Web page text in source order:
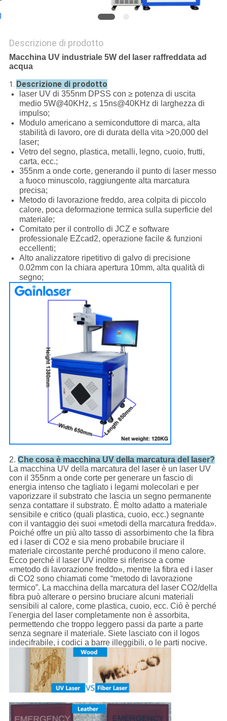
Descrizione di prodotto
Macchina UV industriale 5W del laser raffreddata ad
acqua
1. Descrizione di prodotto
laser UV di 355nm DPSS con ≥ potenza di uscita
medio 5W@40KHz, ≤ 15ns@40KHz di larghezza di
impulso;
Modulo americano a semiconduttore di marca, alta
stabilità di lavoro, ore di durata della vita >20,000 del
laser;
Vetro del segno, plastica, metalli, legno, cuoio, frutti,
carta, ecc.;
355nm a onde corte, generando il punto di laser messo
a fuoco minuscolo, raggiungente alta marcatura
precisa;
Metodo di lavorazione freddo, area colpita di piccolo
calore, poca deformazione termica sulla superficie del
materiale;
Comitato per il controllo di JCZ e software
professionale EZcad2, operazione facile & funzioni
eccellenti;
Alto analizzatore ripetitivo di galvo di precisione
0.02mm con la chiara apertura 10mm, alta qualità di
segno;
2. Che cosa è macchina UV della marcatura del laser?
La macchina UV della marcatura del laser è un laser UV
con il 355nm a onde corte per generare un fascio di
energia intenso che tagliato i legami molecolari e per
vaporizzare il substrato che lascia un segno permanente
senza contattare il substrato. È molto adatto a materiale
sensibile e critico (quali plastica, cuoio, ecc.) segnante
con il vantaggio dei suoi «metodi della marcatura fredda».
Poiché offre un più alto tasso di assorbimento che la fibra
ed i laser di CO2 e sia meno probabile bruciare il
materiale circostante perché producono il meno calore.
Ecco perché il laser UV inoltre si riferisce a come
«metodo di lavorazione freddo», mentre la fibra ed i laser
di CO2 sono chiamati come “metodo di lavorazione
termico”. La macchina della marcatura del laser CO2/della
fibra può alterare o persino bruciare alcuni materiali
sensibili al calore, come plastica, cuoio, ecc. Ciò è perché
l'energia del laser completamente non è assorbita,
permettendo che troppo leggero passi da parte a parte
senza segnare il materiale. Siete lasciato con il logos
indecifrabile, i codici a barre illeggibili, o le parti nocive.